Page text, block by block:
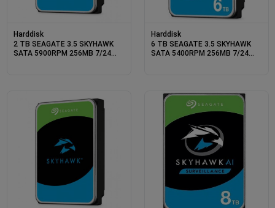
Harddisk
2 TB SEAGATE 3.5 SKYHAWK
SATA 5900RPM 256MB 7/24
Harddisk
6 TB SEAGATE 3.5 SKYHAWK
SATA 5400RPM 256MB 7/24